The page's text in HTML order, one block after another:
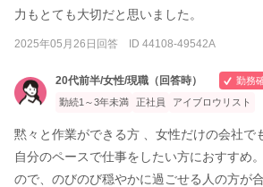
力もとても大切だと思いました。
2025年05月26日回答 ID 44108-49542A
20代前半/女性/現職（回答時）
勤務
勤続1～3年未満
正社員 アイブロウリスト
黙々と作業ができる方 、女性だけの会社で
自分のペースで仕事をしたい方におすすめ
ので、のびのび穏やかに過ごせる人の方が